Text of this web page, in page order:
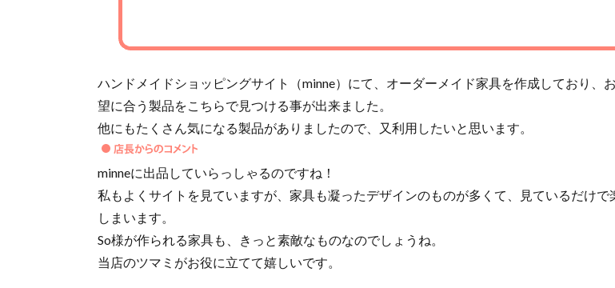
ハンドメイドショッピングサイト（minne）にて、オーダーメイド家具を作成しており、
望に合う製品をこちらで見つける事が出来ました。
他にもたくさん気になる製品がありましたので、又利用したいと思います。
minneに出品していらっしゃるのですね！
私もよくサイトを見ていますが、家具も凝ったデザインのものが多くて、見ているだけで
しまいます。
So様が作られる家具も、きっと素敵なものなのでしょうね。
当店のツマミがお役に立てて嬉しいです。